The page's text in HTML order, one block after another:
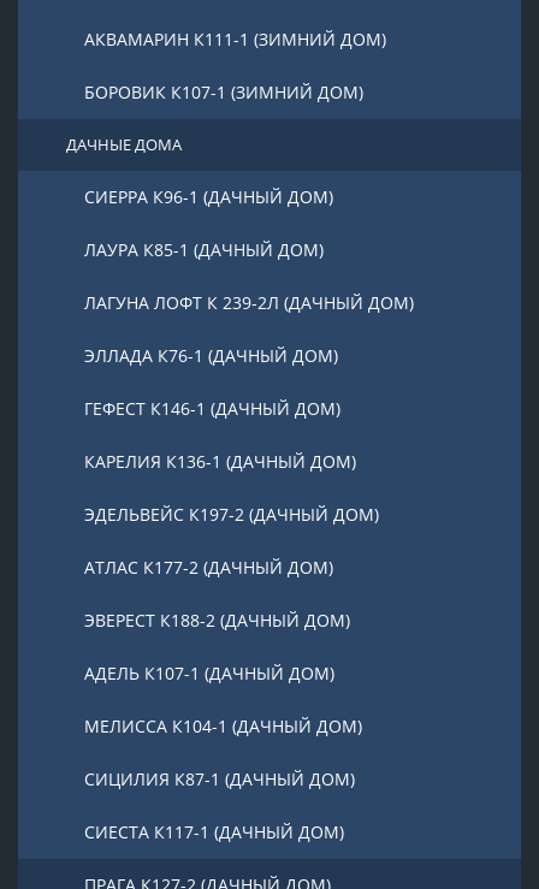
АКВАМАРИН К111-1 (ЗИМНИЙ ДОМ)
БОРОВИК К107-1 (ЗИМНИЙ ДОМ)
ДАЧНЫЕ ДОМА
СИЕРРА К96-1 (ДАЧНЫЙ ДОМ)
ЛАУРА К85-1 (ДАЧНЫЙ ДОМ)
ЛАГУНА ЛОФТ К 239-2Л (ДАЧНЫЙ ДОМ)
ЭЛЛАДА К76-1 (ДАЧНЫЙ ДОМ)
ГЕФЕСТ К146-1 (ДАЧНЫЙ ДОМ)
КАРЕЛИЯ К136-1 (ДАЧНЫЙ ДОМ)
ЭДЕЛЬВЕЙС К197-2 (ДАЧНЫЙ ДОМ)
АТЛАС К177-2 (ДАЧНЫЙ ДОМ)
ЭВЕРЕСТ К188-2 (ДАЧНЫЙ ДОМ)
АДЕЛЬ К107-1 (ДАЧНЫЙ ДОМ)
МЕЛИССА К104-1 (ДАЧНЫЙ ДОМ)
СИЦИЛИЯ К87-1 (ДАЧНЫЙ ДОМ)
СИЕСТА К117-1 (ДАЧНЫЙ ДОМ)